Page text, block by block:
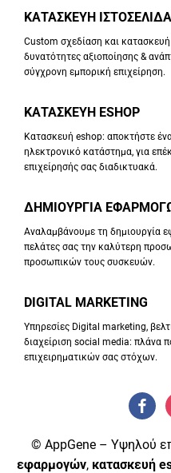
ΚΑΤΑΣΚΕΥΗ
Custom σχεδίαση και
δυνατότητες αξιοποίησης &
σύγχρονη εμπορική επιχείρηση.
ΚΑΤΑΣΚΕΥΗ ESHOP
Κατασκευή eshop: αποκτήστε
ηλεκτρονικό κατάστημα, για
επιχείρησής σας διαδικτυακά.
ΔΗΜΙΟΥΡΓΙΑ
Αναλαμβάνουμε τη δημιουργία
πελάτες σας την καλύτερη
προσωπικών τους συσκευών.
DIGITAL MARKETING
Υπηρεσίες Digital marketing,
διαχείριση social media: πλάνα
επιχειρηματικών σας στόχων.
© AppGene – Υψηλού
εφαρμογών, κατασκευή